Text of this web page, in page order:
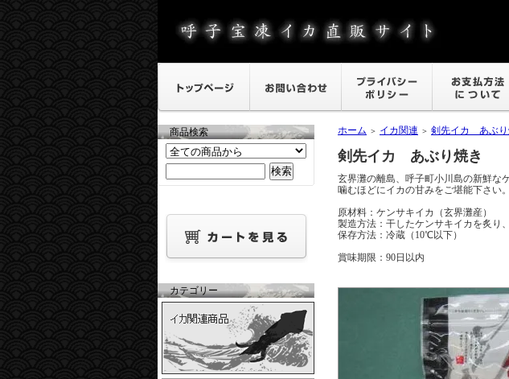
商品検索
カテゴリー
ホーム ＞ イカ関連 ＞ 剣先イカ あぶり
剣先イカ あぶり焼き
玄界灘の離島、呼子町小川島の新鮮な
噛むほどにイカの甘みをご堪能下さい
原材料：ケンサキイカ（玄界灘産）
製造方法：干したケンサキイカを炙り
保存方法：冷蔵（10℃以下）
賞味期限：90日以内